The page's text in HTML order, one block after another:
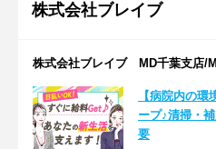
株式会社ブレイブ
株式会社ブレイブ MD千葉支店/
【病院内の
ープ♪清掃・
要